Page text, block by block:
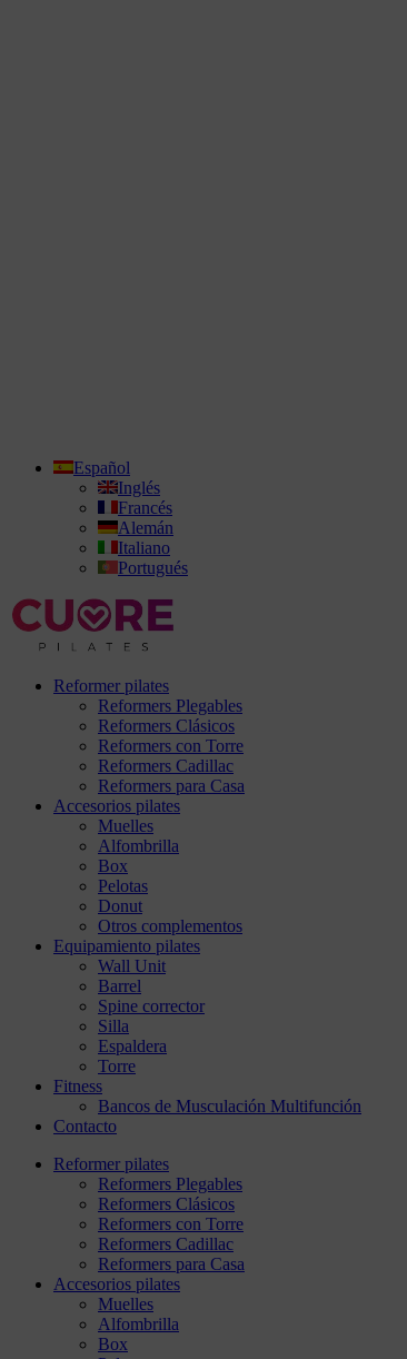
Español
Inglés
Francés
Alemán
Italiano
Portugués
Reformer pilates
Reformers Plegables
Reformers Clásicos
Reformers con Torre
Reformers Cadillac
Reformers para Casa
Accesorios pilates
Muelles
Alfombrilla
Box
Pelotas
Donut
Otros complementos
Equipamiento pilates
Wall Unit
Barrel
Spine corrector
Silla
Espaldera
Torre
Fitness
Bancos de Musculación Multifunción
Contacto
Reformer pilates
Reformers Plegables
Reformers Clásicos
Reformers con Torre
Reformers Cadillac
Reformers para Casa
Accesorios pilates
Muelles
Alfombrilla
Box